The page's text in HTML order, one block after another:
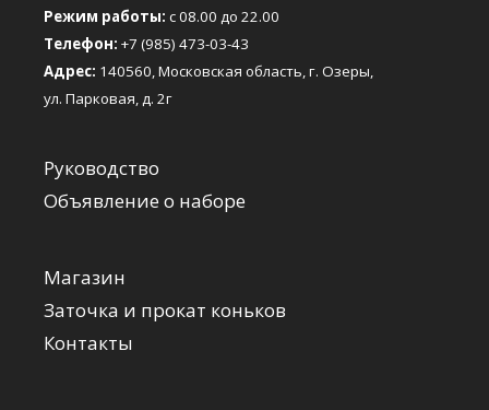
Режим работы: с 08.00 до 22.00
Телефон: +7 (985) 473-03-43
Адрес: 140560, Московская область, г. Озеры,
ул. Парковая, д. 2г
Руководство
Объявление о наборе
Магазин
Заточка и прокат коньков
Контакты